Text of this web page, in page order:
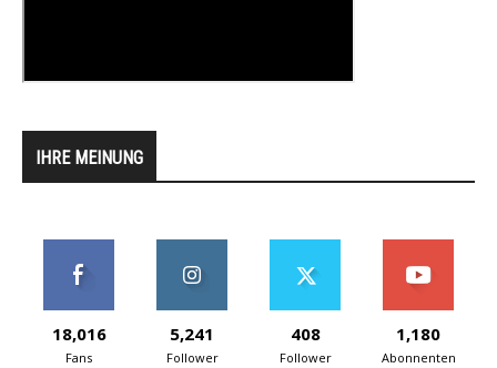
IHRE MEINUNG
18,016
Fans
5,241
Follower
408
Follower
1,180
Abonnenten